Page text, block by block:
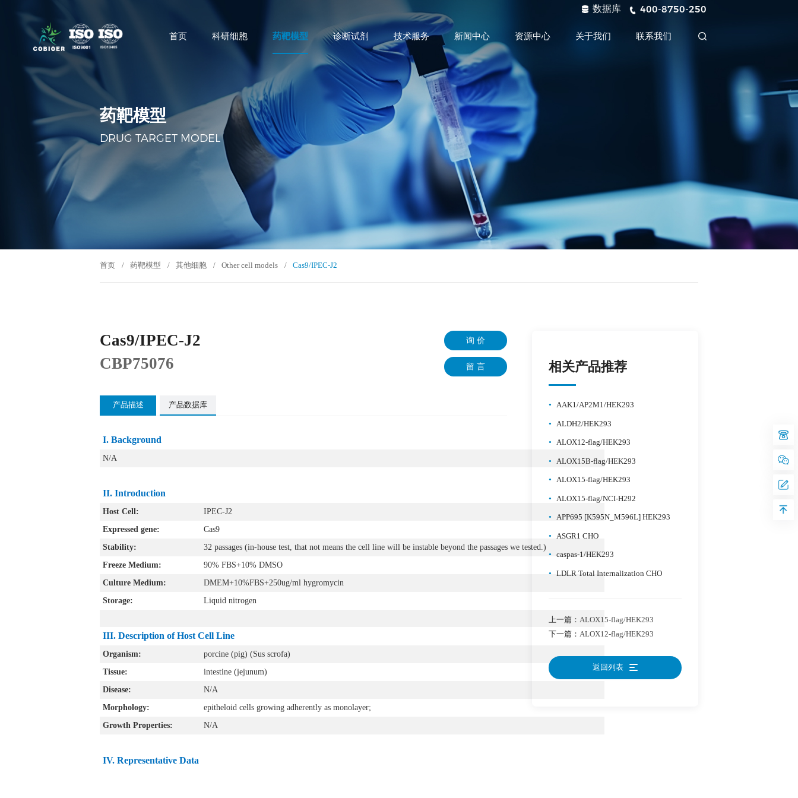
数据库 400-8750-250
首页 科研细胞 药靶模型 诊断试剂 技术服务 新闻中心 资源中心 关于我们 联系我们
药靶模型
DRUG TARGET MODEL
首页 / 药靶模型 / 其他细胞 / Other cell models / Cas9/IPEC-J2
Cas9/IPEC-J2
CBP75076
询 价
留 言
产品描述 产品数据库
I. Background
N/A
II. Introduction
Host Cell:
IPEC-J2
Expressed gene:
Cas9
Stability:
32 passages (in-house test, that not means the cell line will be instable beyond the passages we tested.)
Freeze Medium:
90% FBS+10% DMSO
Culture Medium:
DMEM+10%FBS+250ug/ml hygromycin
Storage:
Liquid nitrogen
III. Description of Host Cell Line
Organism:
porcine (pig) (Sus scrofa)
Tissue:
intestine (jejunum)
Disease:
N/A
Morphology:
epitheloid cells growing adherently as monolayer;
Growth Properties:
N/A
IV. Representative Data
相关产品推荐
• AAK1/AP2M1/HEK293
• ALDH2/HEK293
• ALOX12-flag/HEK293
• ALOX15B-flag/HEK293
• ALOX15-flag/HEK293
• ALOX15-flag/NCI-H292
• APP695 [K595N_M596L] HEK293
• ASGR1 CHO
• caspas-1/HEK293
• LDLR Total Internalization CHO
上一篇： ALOX15-flag/HEK293
下一篇： ALOX12-flag/HEK293
返回列表